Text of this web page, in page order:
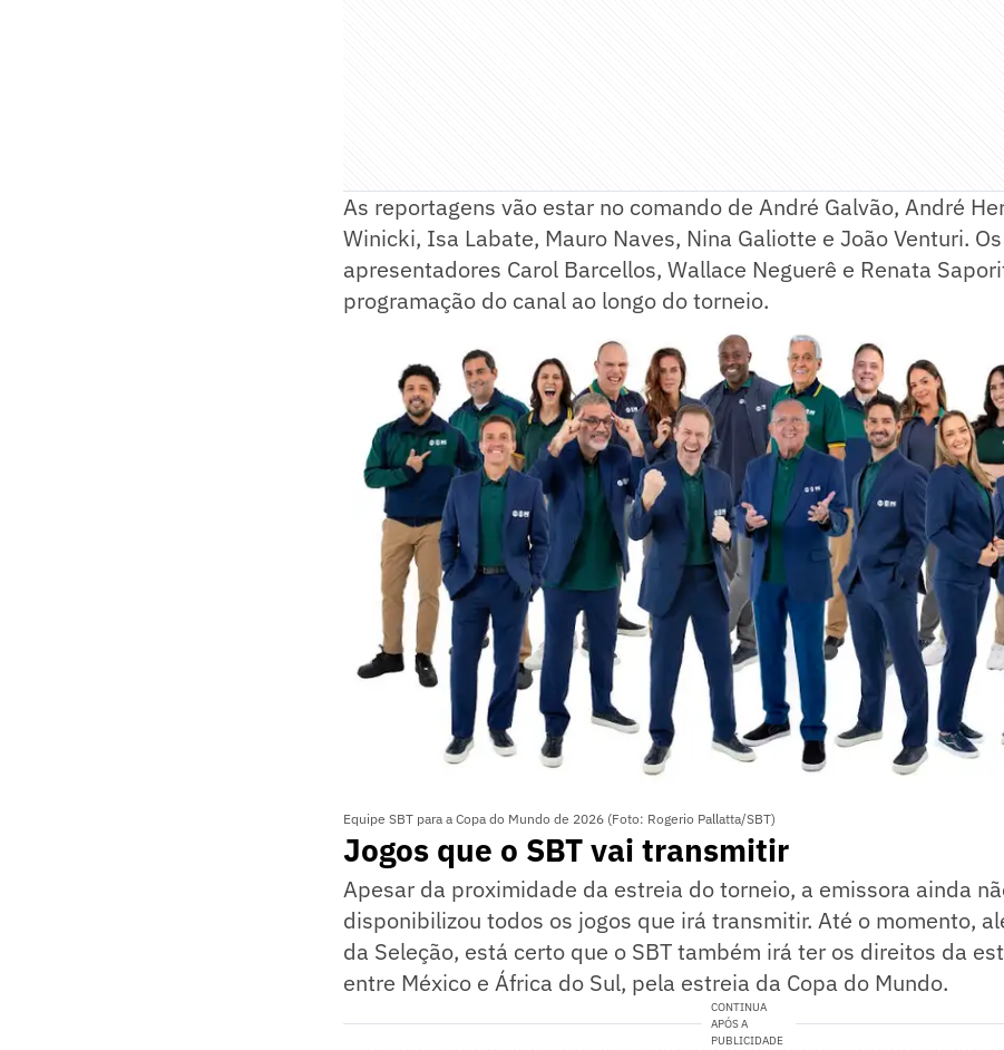
As reportagens vão estar no comando de André Galvão, André
Winicki, Isa Labate, Mauro Naves, Nina Galiotte e João Venturi. Os
apresentadores Carol Barcellos, Wallace Neguerê e Renata
programação do canal ao longo do torneio.
Equipe SBT para a Copa do Mundo de 2026 (Foto: Rogerio Pallatta/SBT)
Jogos que o SBT vai transmitir
Apesar da proximidade da estreia do torneio, a emissora ainda
disponibilizou todos os jogos que irá transmitir. Até o momento,
da Seleção, está certo que o SBT também irá ter os direitos da
entre México e África do Sul, pela estreia da Copa do Mundo.
CONTINUA
APÓS A
PUBLICIDADE